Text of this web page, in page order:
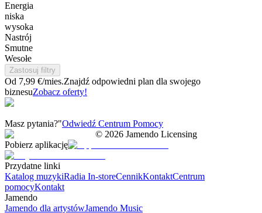
Energia
niska
wysoka
Nastrój
Smutne
Wesołe
Zastosuj filtry
Od 7,99 €/mies.Znajdź odpowiedni plan dla swojego
biznesuZobacz oferty!
Masz pytania?"Odwiedź Centrum Pomocy
© 2026 Jamendo Licensing
Pobierz aplikację
Przydatne linki
Katalog muzykiRadia In-storeCennikKontaktCentrum
pomocyKontakt
Jamendo
Jamendo dla artystówJamendo Music